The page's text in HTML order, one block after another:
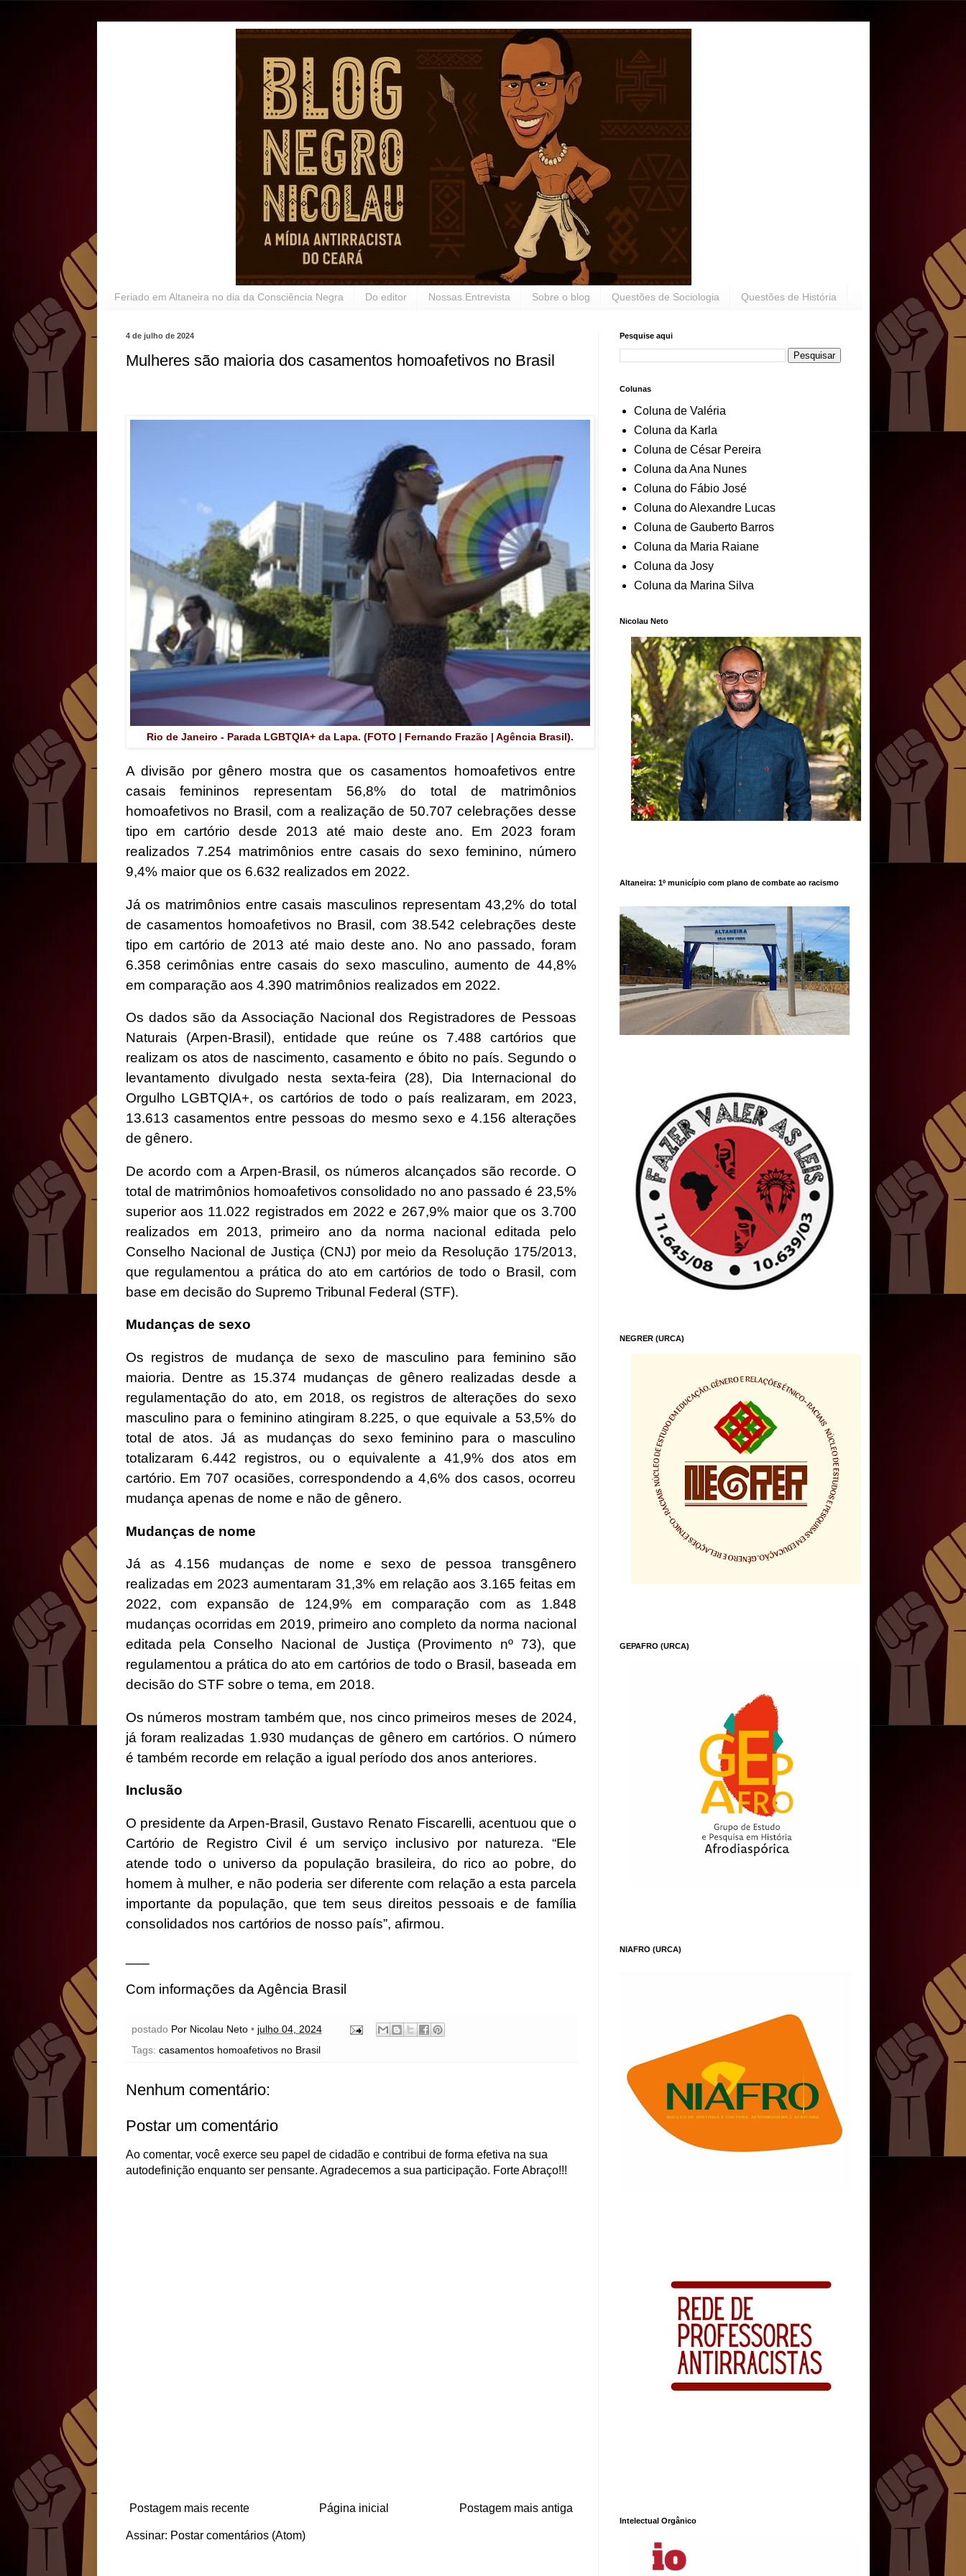
Feriado em Altaneira no dia da Consciência Negra Do editor Nossas Entrevista Sobre o blog Questões de Sociologia Questões de História
4 de julho de 2024
Mulheres são maioria dos casamentos homoafetivos no Brasil
Rio de Janeiro - Parada LGBTQIA+ da Lapa. (FOTO | Fernando Frazão | Agência Brasil).
A divisão por gênero mostra que os casamentos homoafetivos entre
casais femininos representam 56,8% do total de matrimônios
homoafetivos no Brasil, com a realização de 50.707 celebrações desse
tipo em cartório desde 2013 até maio deste ano. Em 2023 foram
realizados 7.254 matrimônios entre casais do sexo feminino, número
9,4% maior que os 6.632 realizados em 2022.
Já os matrimônios entre casais masculinos representam 43,2% do total
de casamentos homoafetivos no Brasil, com 38.542 celebrações deste
tipo em cartório de 2013 até maio deste ano. No ano passado, foram
6.358 cerimônias entre casais do sexo masculino, aumento de 44,8%
em comparação aos 4.390 matrimônios realizados em 2022.
Os dados são da Associação Nacional dos Registradores de Pessoas
Naturais (Arpen-Brasil), entidade que reúne os 7.488 cartórios que
realizam os atos de nascimento, casamento e óbito no país. Segundo o
levantamento divulgado nesta sexta-feira (28), Dia Internacional do
Orgulho LGBTQIA+, os cartórios de todo o país realizaram, em 2023,
13.613 casamentos entre pessoas do mesmo sexo e 4.156 alterações
de gênero.
De acordo com a Arpen-Brasil, os números alcançados são recorde. O
total de matrimônios homoafetivos consolidado no ano passado é 23,5%
superior aos 11.022 registrados em 2022 e 267,9% maior que os 3.700
realizados em 2013, primeiro ano da norma nacional editada pelo
Conselho Nacional de Justiça (CNJ) por meio da Resolução 175/2013,
que regulamentou a prática do ato em cartórios de todo o Brasil, com
base em decisão do Supremo Tribunal Federal (STF).
Mudanças de sexo
Os registros de mudança de sexo de masculino para feminino são
maioria. Dentre as 15.374 mudanças de gênero realizadas desde a
regulamentação do ato, em 2018, os registros de alterações do sexo
masculino para o feminino atingiram 8.225, o que equivale a 53,5% do
total de atos. Já as mudanças do sexo feminino para o masculino
totalizaram 6.442 registros, ou o equivalente a 41,9% dos atos em
cartório. Em 707 ocasiões, correspondendo a 4,6% dos casos, ocorreu
mudança apenas de nome e não de gênero.
Mudanças de nome
Já as 4.156 mudanças de nome e sexo de pessoa transgênero
realizadas em 2023 aumentaram 31,3% em relação aos 3.165 feitas em
2022, com expansão de 124,9% em comparação com as 1.848
mudanças ocorridas em 2019, primeiro ano completo da norma nacional
editada pela Conselho Nacional de Justiça (Provimento nº 73), que
regulamentou a prática do ato em cartórios de todo o Brasil, baseada em
decisão do STF sobre o tema, em 2018.
Os números mostram também que, nos cinco primeiros meses de 2024,
já foram realizadas 1.930 mudanças de gênero em cartórios. O número
é também recorde em relação a igual período dos anos anteriores.
Inclusão
O presidente da Arpen-Brasil, Gustavo Renato Fiscarelli, acentuou que o
Cartório de Registro Civil é um serviço inclusivo por natureza. “Ele
atende todo o universo da população brasileira, do rico ao pobre, do
homem à mulher, e não poderia ser diferente com relação a esta parcela
importante da população, que tem seus direitos pessoais e de família
consolidados nos cartórios de nosso país”, afirmou.
Com informações da Agência Brasil
postado Por Nicolau Neto • julho 04, 2024
Tags: casamentos homoafetivos no Brasil
Nenhum comentário:
Postar um comentário
Ao comentar, você exerce seu papel de cidadão e contribui de forma efetiva na sua
autodefinição enquanto ser pensante. Agradecemos a sua participação. Forte Abraço!!!
Postagem mais recente Postagem mais antiga
Página inicial
Assinar: Postar comentários (Atom)
Pesquise aqui
Colunas
Coluna de Valéria
Coluna da Karla
Coluna de César Pereira
Coluna da Ana Nunes
Coluna do Fábio José
Coluna do Alexandre Lucas
Coluna de Gauberto Barros
Coluna da Maria Raiane
Coluna da Josy
Coluna da Marina Silva
Nicolau Neto
Altaneira: 1º município com plano de combate ao racismo
NEGRER (URCA)
GEPAFRO (URCA)
NIAFRO (URCA)
Intelectual Orgânico